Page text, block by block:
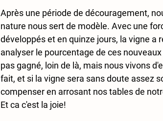
Après une période de découragement,
nature nous sert de modèle. Avec une
développés et en quinze jours, la vigne a
analyser le pourcentage de ces
pas gagné, loin de là, mais nous vivons
fait, et si la vigne sera sans doute assez
compenser en arrosant nos tables de
Et ca c'est la joie!